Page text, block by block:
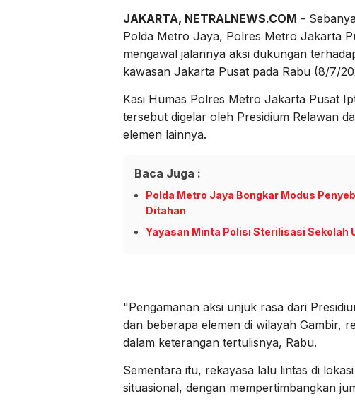
JAKARTA, NETRALNEWS.COM -
Polda Metro Jaya, Polres Metro Jakarta
mengawal jalannya aksi dukungan
kawasan Jakarta Pusat pada Rabu (8/7/
Kasi Humas Polres Metro Jakarta Pusat
tersebut digelar oleh Presidium Relawan
elemen lainnya.
Baca Juga :
Polda Metro Jaya Bongkar Modus
Ditahan
Yayasan Minta Polisi Sterilisasi Sekolah
"Pengamanan aksi unjuk rasa dari
dan beberapa elemen di wilayah Gambir,
dalam keterangan tertulisnya, Rabu.
Sementara itu, rekayasa lalu lintas di
situasional, dengan mempertimbangkan